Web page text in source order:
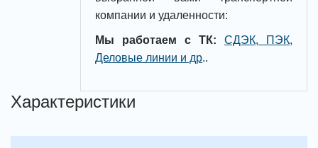
компании и удаленности:
Мы работаем с ТК:
СДЭК, ПЭК,
Деловые линии и др..
Характеристики